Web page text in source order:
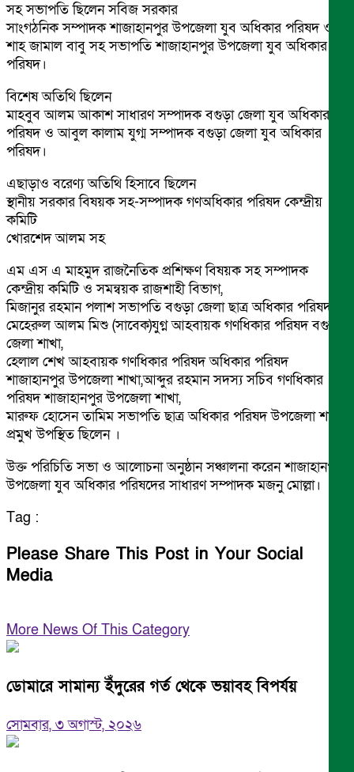
সহ সভাপতি ছিলেন সবিজ সরকার
সাংগঠনিক সম্পাদক শাজাহানপুর উপজেলা যুব অধিকার পরিষদ ও
শাহ জামাল বাবু সহ সভাপতি শাজাহানপুর উপজেলা যুব অধিকার
পরিষদ।
বিশেষ অতিথি ছিলেন
মাহবুব আলম আকাশ সাধারণ সম্পাদক বগুড়া জেলা যুব অধিকার
পরিষদ ও আবুল কালাম যুগ্ম সম্পাদক বগুড়া জেলা যুব অধিকার
পরিষদ।
এছাড়াও বরেণ্য অতিথি হিসাবে ছিলেন
স্থানীয় সরকার বিষয়ক সহ-সম্পাদক গণঅধিকার পরিষদ কেন্দ্রীয়
কমিটি
খোরশেদ আলম সহ
এম এস এ মাহমুদ রাজনৈতিক প্রশিক্ষণ বিষয়ক সহ সম্পাদক
কেন্দ্রীয় কমিটি ও সমন্বয়ক রাজশাহী বিভাগ,
মিজানুর রহমান পলাশ সভাপতি বগুড়া জেলা ছাত্র অধিকার পরিষদ,
মেহেরুল আলম মিশু (সাবেক)যুগ্ন আহবায়ক গণধিকার পরিষদ বগুড়া
জেলা শাখা,
হেলাল শেখ আহবায়ক গণধিকার পরিষদ অধিকার পরিষদ
শাজাহানপুর উপজেলা শাখা,আব্দুর রহমান সদস্য সচিব গণধিকার
পরিষদ শাজাহানপুর উপজেলা শাখা,
মারুফ হোসেন তামিম সভাপতি ছাত্র অধিকার পরিষদ উপজেলা শাখা
প্রমুখ উপস্থিত ছিলেন ।
উক্ত পরিচিতি সভা ও আলোচনা অনুষ্ঠান সঞ্চালনা করেন শাজাহানপুর
উপজেলা যুব অধিকার পরিষদের সাধারণ সম্পাদক মজনু মোল্লা।
Tag :
Please Share This Post in Your Social
Media
More News Of This Category
ডোমারে সামান্য ইঁদুরের গর্ত থেকে ভয়াবহ বিপর্যয়
সোমবার, ৩ অগাস্ট, ২০২৬